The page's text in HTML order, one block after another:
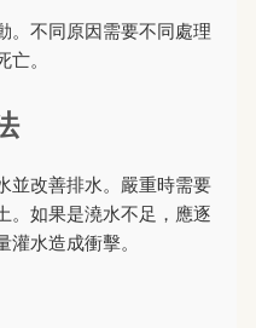
。不同原因需要不同處理
。
並改善排水。嚴重時需要
。如果是澆水不足，應逐
水造成衝擊。